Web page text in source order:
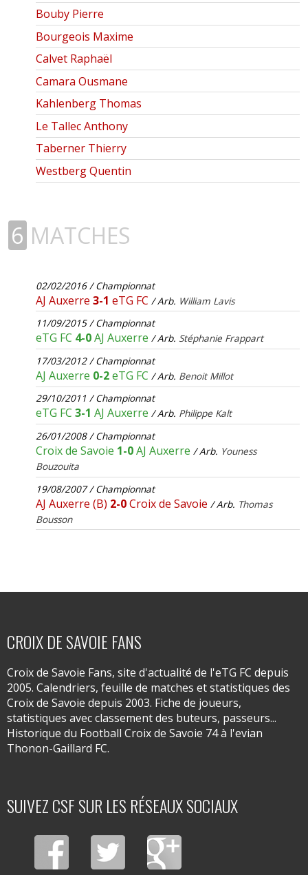
Bouby Pierre
Bourgeois Maxime
Calvet Raphaël
Camara Ousmane
Kahlenberg Thomas
Le Tallec Anthony
Taberner Thierry
Westberg Quentin
6 MATCHES
02/02/2016 / Championnat
AJ Auxerre 3-1 eTG FC / Arb. William Lavis
11/09/2015 / Championnat
eTG FC 4-0AJ Auxerre / Arb. Stéphanie Frappart
17/03/2012 / Championnat
AJ Auxerre 0-2eTG FC / Arb. Benoit Millot
29/10/2011 / Championnat
eTG FC 3-1 AJ Auxerre / Arb. Philippe Kalt
26/01/2008 / Championnat
Croix de Savoie 1-0AJ Auxerre / Arb. Youness
Bouzouita
19/08/2007 / Championnat
AJ Auxerre (B) 2-0Croix de Savoie / Arb. Thomas
Bousson
CROIX DE SAVOIE FANS
Croix de Savoie Fans, site d'actualité de l'eTG FC depuis
2005. Calendriers, feuille de matches et statistiques des
Croix de Savoie depuis 2003. Fiche de joueurs,
statistiques avec classement des buteurs, passeurs...
Historique du Football Croix de Savoie 74 à l'evian
Thonon-Gaillard FC.
SUIVEZ CSF SUR LES RÉSEAUX SOCIAUX